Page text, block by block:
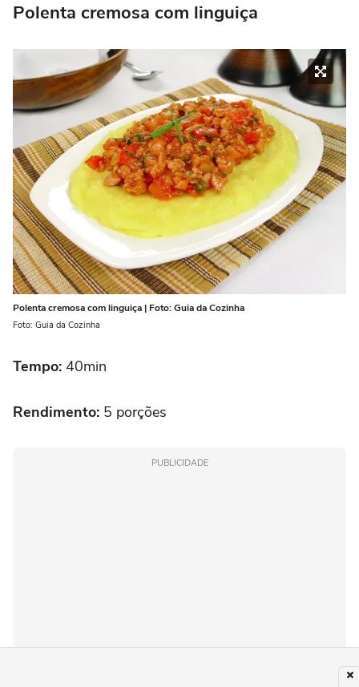
Polenta cremosa com linguiça
Polenta cremosa com linguiça | Foto: Guia da Cozinha
Foto: Guia da Cozinha
Tempo: 40min
Rendimento: 5 porções
PUBLICIDADE